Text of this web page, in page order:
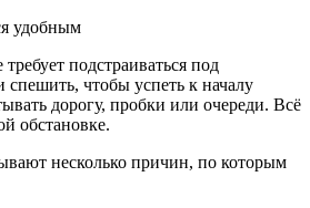
удобным
подстраиваться под
спешить, чтобы успеть к началу
дорогу, пробки или очереди. Всё
обстановке.
несколько причин, по которым